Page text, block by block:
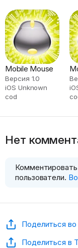
Mobile Mouse
Версия 1.0
iOS Unknown
cod
Нет
пользователи.
Поделиться
Поделиться в